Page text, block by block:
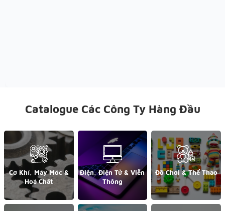
Catalogue Các Công Ty Hàng Đầu
Cơ Khí, Máy Móc &
Hoá Chất
Điện, Điện Tử & Viễn
Thông
Đồ Chơi & Thể Thao